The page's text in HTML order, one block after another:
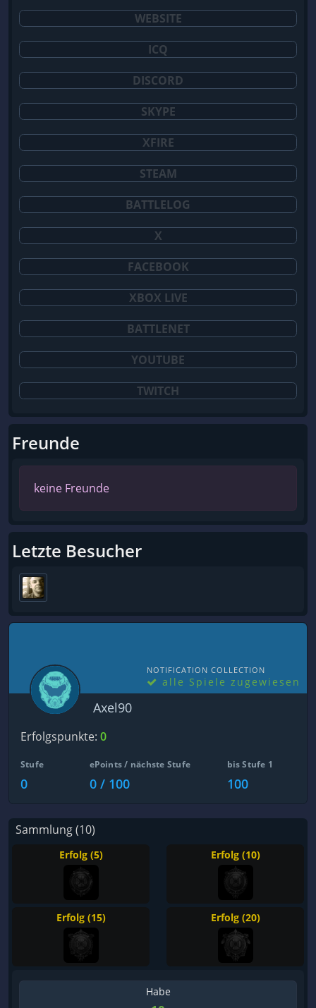
WEBSITE
ICQ
DISCORD
SKYPE
XFIRE
STEAM
BATTLELOG
X
FACEBOOK
XBOX LIVE
BATTLENET
YOUTUBE
TWITCH
Freunde
keine Freunde
Letzte Besucher
NOTIFICATION COLLECTION
alle Spiele zugewiesen
Axel90
Erfolgspunkte: 0
Stufe
0
ePoints / nächste Stufe
0 / 100
bis Stufe 1
100
Sammlung (10)
Erfolg (5) Erfolg (10)
Erfolg (15) Erfolg (20)
Habe